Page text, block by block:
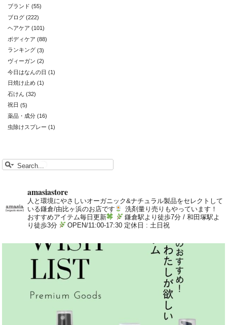
ブランド (55)
ブログ (222)
ヘアケア (101)
ボディケア (88)
ランキング (3)
ヴィーガン (2)
今日はなんの日 (1)
日焼け止め (1)
石けん (32)
祝日 (5)
薬品・成分 (16)
虫除けスプレー (1)
amasiastore
人と環境にやさしいオーガニック&ナチュラル製品をセレクトして
いる鎌倉/由比ヶ浜のお店です
洗剤量り売りもやっています！
おすすめアイテム毎日更新
鎌倉駅より徒歩7分 / 和田塚駅よ
り徒歩3分
OPEN/11:00-17:30 定休日 : 土日祝